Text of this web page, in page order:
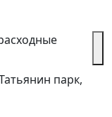
парк,